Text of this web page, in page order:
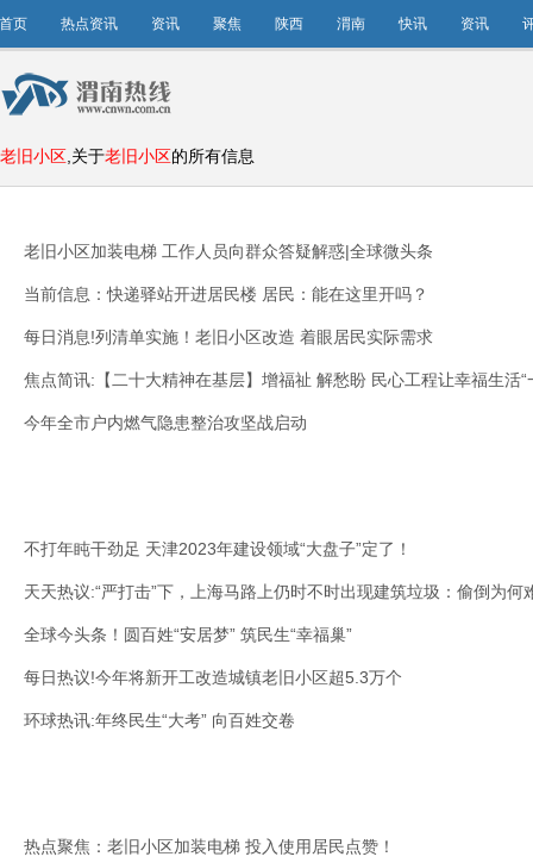
首页 热点资讯 资讯 聚焦 陕西 渭南 快讯 资讯
老旧小区 ,关于老旧小区的所有信息
老旧小区加装电梯 工作人员向群众答疑解惑|全球微头条
当前信息：快递驿站开进居民楼 居民：能在这里开吗？
每日消息!列清单实施！老旧小区改造 着眼居民实际需求
焦点简讯:【二十大精神在基层】增福祉 解愁盼 民心工程让幸福生活“
今年全市户内燃气隐患整治攻坚战启动
不打年盹干劲足 天津2023年建设领域“大盘子”定了！
天天热议:“严打击”下，上海马路上仍时不时出现建筑垃圾：偷倒为何
全球今头条！圆百姓“安居梦” 筑民生“幸福巢”
每日热议!今年将新开工改造城镇老旧小区超5.3万个
环球热讯:年终民生“大考” 向百姓交卷
热点聚焦：老旧小区加装电梯 投入使用居民点赞！